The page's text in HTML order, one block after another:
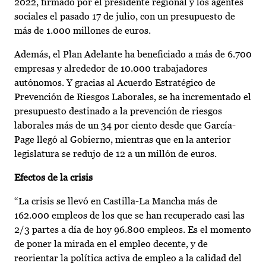
sociales el pasado 17 de julio, con un presupuesto de
más de 1.000 millones de euros.
Además, el Plan Adelante ha beneficiado a más de 6.700
empresas y alrededor de 10.000 trabajadores
autónomos. Y gracias al Acuerdo Estratégico de
Prevención de Riesgos Laborales, se ha incrementado el
presupuesto destinado a la prevención de riesgos
laborales más de un 34 por ciento desde que García-
Page llegó al Gobierno, mientras que en la anterior
legislatura se redujo de 12 a un millón de euros.
Efectos de la crisis
“La crisis se llevó en Castilla-La Mancha más de
162.000 empleos de los que se han recuperado casi las
2/3 partes a día de hoy 96.800 empleos. Es el momento
de poner la mirada en el empleo decente, y de
reorientar la política activa de empleo a la calidad del